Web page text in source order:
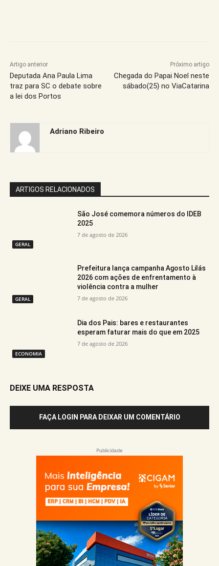
Artigo anterior
Deputada Ana Paula Lima
traz para SC o debate sobre
a lei dos Portos
Próximo artigo
Chegada do Papai Noel neste
sábado(25) no ViaCatarina
Adriano Ribeiro
ARTIGOS RELACIONADOS
GERAL
São José comemora números do IDEB
2025
7 de agosto de 2026
GERAL
Prefeitura lança campanha Agosto Lilás
2026 com ações de enfrentamento à
violência contra a mulher
7 de agosto de 2026
ECONOMIA
Dia dos Pais: bares e restaurantes
esperam faturar mais do que em 2025
7 de agosto de 2026
DEIXE UMA RESPOSTA
FAÇA LOGIN PARA DEIXAR UM COMENTÁRIO
Publicidade